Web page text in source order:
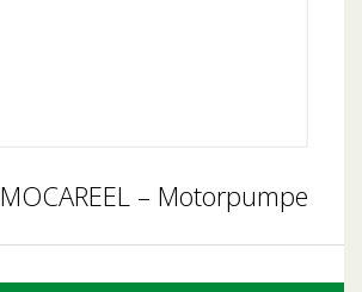
MOCAREEL – Motorpumpe